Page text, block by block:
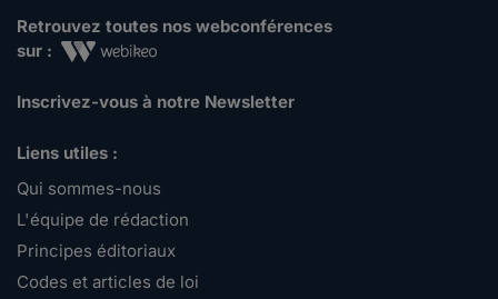
Retrouvez toutes nos webconférences
sur :
Inscrivez-vous à notre Newsletter
Liens utiles :
Qui sommes-nous
L'équipe de rédaction
Principes éditoriaux
Codes et articles de loi